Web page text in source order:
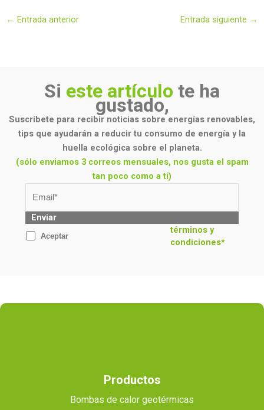
← Entrada anterior Entrada siguiente →
Si este artículo te ha
gustado,
Suscríbete para recibir noticias sobre energías renovables,
tips que ayudarán a reducir tu consumo de energía y la
huella ecológica sobre el planeta.
(sólo enviamos 3 correos mensuales, nos gusta el spam
tan poco como a ti)
Enviar
Aceptar
términos y
condiciones*
Productos
Bombas de calor geotérmicas